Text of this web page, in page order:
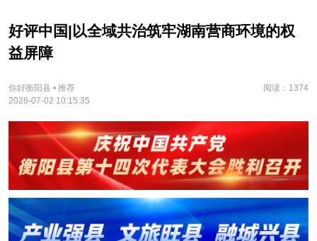
好评中国|以全域共治筑牢湖南营商环境的权
益屏障
你好衡阳县 • 推荐
阅读：1374
2026-07-02 10:15:35